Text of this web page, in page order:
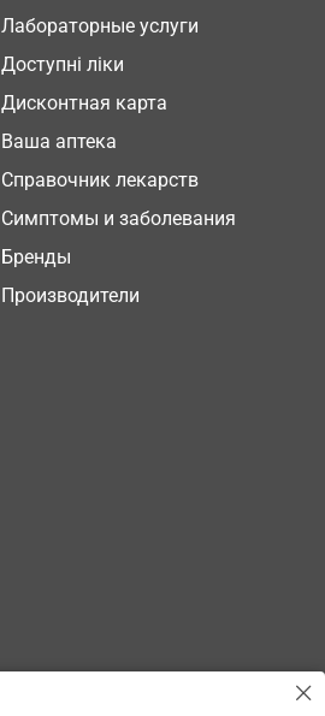
Лабораторные услуги
Доступні ліки
Дисконтная карта
Ваша аптека
Справочник лекарств
Симптомы и заболевания
Бренды
Производители